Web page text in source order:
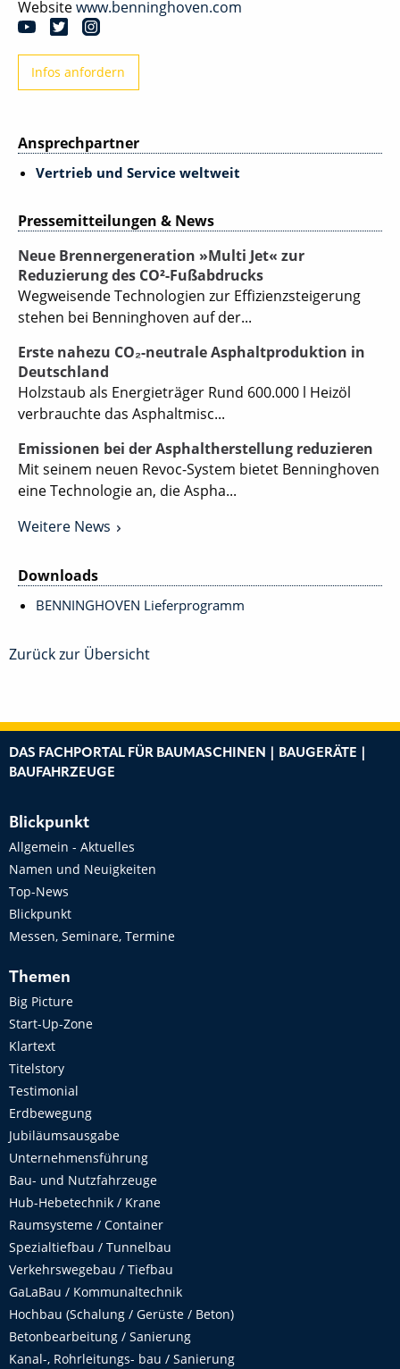
Websitewww.benninghoven.com
Infos anfordern
Ansprechpartner
Vertrieb und Service weltweit
Pressemitteilungen & News
Neue Brennergeneration »Multi Jet« zur
Reduzierung des CO²-Fußabdrucks
Wegweisende Technologien zur Effizienzsteigerung
stehen bei Benninghoven auf der...
Erste nahezu CO₂-neutrale Asphaltproduktion in
Deutschland
Holzstaub als Energieträger Rund 600.000 l Heizöl
verbrauchte das Asphaltmisc...
Emissionen bei der Asphaltherstellung reduzieren
Mit seinem neuen Revoc-System bietet Benninghoven
eine Technologie an, die Aspha...
Weitere News
Downloads
BENNINGHOVEN Lieferprogramm
Zurück zur Übersicht
DAS FACHPORTAL FÜR BAUMASCHINEN | BAUGERÄTE |
BAUFAHRZEUGE
Blickpunkt
Allgemein - Aktuelles
Namen und Neuigkeiten
Top-News
Blickpunkt
Messen, Seminare, Termine
Themen
Big Picture
Start-Up-Zone
Klartext
Titelstory
Testimonial
Erdbewegung
Jubiläumsausgabe
Unternehmensführung
Bau- und Nutzfahrzeuge
Hub-Hebetechnik / Krane
Raumsysteme / Container
Spezialtiefbau / Tunnelbau
Verkehrswegebau / Tiefbau
GaLaBau / Kommunaltechnik
Hochbau (Schalung / Gerüste / Beton)
Betonbearbeitung / Sanierung
Kanal-, Rohrleitungs- bau / Sanierung